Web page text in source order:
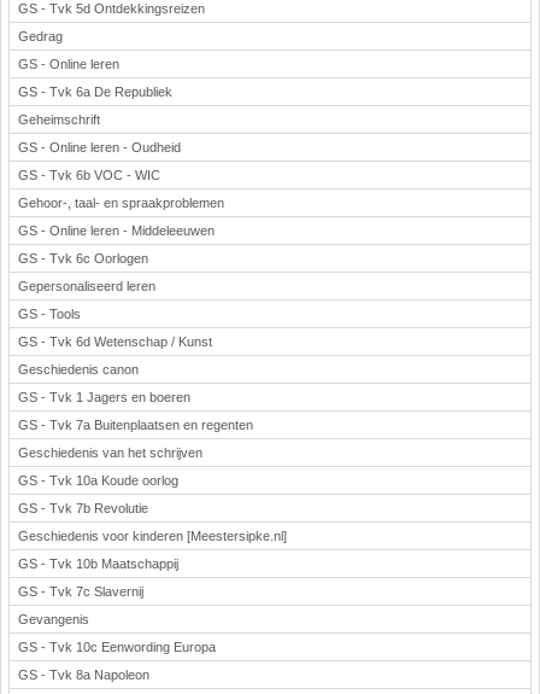
GS - Tvk 5d Ontdekkingsreizen
Gedrag
GS - Online leren
GS - Tvk 6a De Republiek
Geheimschrift
GS - Online leren - Oudheid
GS - Tvk 6b VOC - WIC
Gehoor-, taal- en spraakproblemen
GS - Online leren - Middeleeuwen
GS - Tvk 6c Oorlogen
Gepersonaliseerd leren
GS - Tools
GS - Tvk 6d Wetenschap / Kunst
Geschiedenis canon
GS - Tvk 1 Jagers en boeren
GS - Tvk 7a Buitenplaatsen en regenten
Geschiedenis van het schrijven
GS - Tvk 10a Koude oorlog
GS - Tvk 7b Revolutie
Geschiedenis voor kinderen [Meestersipke.nl]
GS - Tvk 10b Maatschappij
GS - Tvk 7c Slavernij
Gevangenis
GS - Tvk 10c Eenwording Europa
GS - Tvk 8a Napoleon